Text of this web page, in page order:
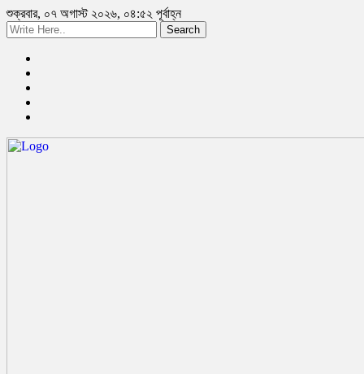
শুক্রবার, ০৭ অগাস্ট ২০২৬, ০৪:৫২ পূর্বাহ্ন
Search